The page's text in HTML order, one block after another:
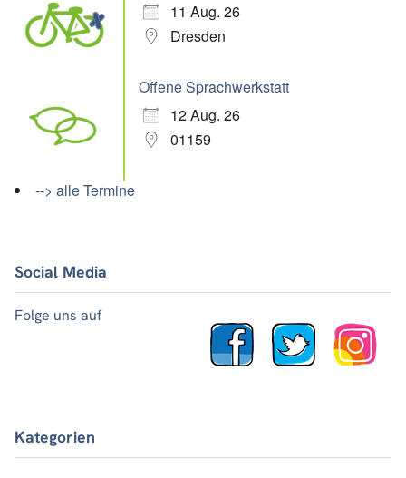
11 Aug. 26
Dresden
Offene Sprachwerkstatt
12 Aug. 26
01159
--> alle Termine
Social Media
Folge uns auf
Kategorien